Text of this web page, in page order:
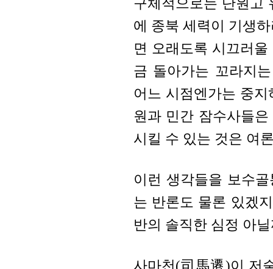
에 종북 세력이 기생
면 오래도록 시끄러
금 돌아가는 꼬라지
어느 시점엔가는 중
원과 민간 잠수사들
시킬 수 있는 것은 여
이런 생각들을 보수
는 반론도 물론 있겠
반의 솔직한 심정 아닐
사마천(司馬遷)이 저